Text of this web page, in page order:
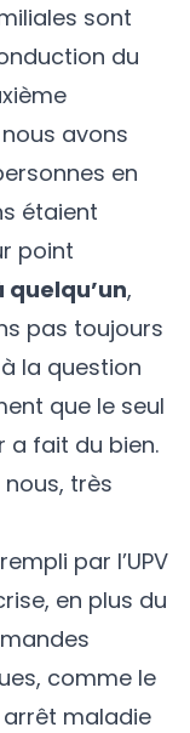
sont
du
avons
en
étaient
point
,
pas toujours
la question
que le seul
a fait du bien.
très
par l’UPV
en plus du
comme le
maladie